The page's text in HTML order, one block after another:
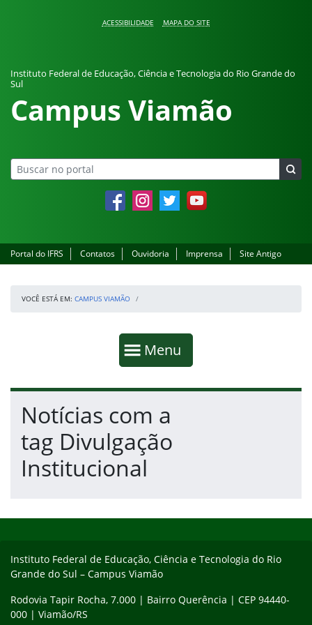
ACESSIBILIDADE MAPA DO SITE
Instituto Federal de Educação, Ciência e Tecnologia do Rio Grande do
Sul
Campus Viamão
FacebookInstagramTwitter YouTube
Portal do IFRS Contatos Ouvidoria Imprensa Site Antigo
VOCÊ ESTÁ EM: CAMPUS VIAMÃO
Mostrar
Menu
Fim da navegação
Início do conteúdo
Notícias com a
tag Divulgação
Institucional
Instituto Federal de Educação, Ciência e Tecnologia do Rio
Grande do Sul – Campus Viamão
Rodovia Tapir Rocha, 7.000 | Bairro Querência | CEP 94440-
000 | Viamão/RS